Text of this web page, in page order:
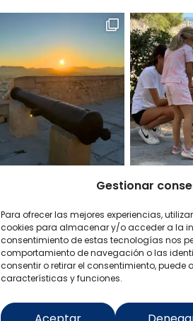
Gestionar
Para ofrecer las mejores experiencias,
cookies para almacenar y/o acceder a la
consentimiento de estas tecnologías nos
comportamiento de navegación o las
consentir o retirar el consentimiento,
características y funciones.
Síguenos en Instagram